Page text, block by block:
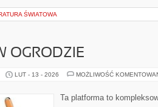
ŚWIATOWA
OGRODZIE
LUT - 13 - 2026 MOŻLIWOŚĆ
Ta platforma to